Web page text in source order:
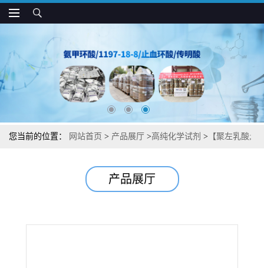
您当前的位置： 网站首页 > 产品展厅 >高纯化学试剂 > 【聚左乳酸;
20W】现货供应咨询张军33135-50-1
产品展厅